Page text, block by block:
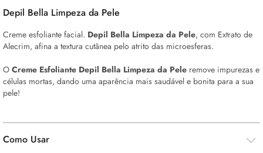
Depil Bella Limpeza da Pele
Creme esfoliante facial. Depil Bella Limpeza da Pele, com Extrato de
Alecrim, afina a textura cutânea pelo atrito das microesferas.
O Creme Esfoliante Depil Bella Limpeza da Pele remove impurezas e
células mortas, dando uma aparência mais saudável e bonita para a sua
pele!
Como Usar